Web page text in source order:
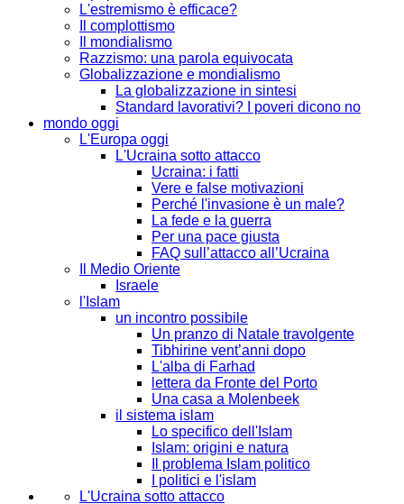
L'estremismo è efficace?
Il complottismo
Il mondialismo
Razzismo: una parola equivocata
Globalizzazione e mondialismo
La globalizzazione in sintesi
Standard lavorativi? I poveri dicono no
mondo oggi
L'Europa oggi
L'Ucraina sotto attacco
Ucraina: i fatti
Vere e false motivazioni
Perché l'invasione è un male?
La fede e la guerra
Per una pace giusta
FAQ sull’attacco all’Ucraina
Il Medio Oriente
Israele
l'Islam
un incontro possibile
Un pranzo di Natale travolgente
Tibhirine vent’anni dopo
L'alba di Farhad
lettera da Fronte del Porto
Una casa a Molenbeek
il sistema islam
Lo specifico dell'Islam
Islam: origini e natura
Il problema Islam politico
I politici e l'islam
L'Ucraina sotto attacco